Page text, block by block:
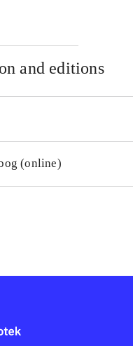
and editions
(online)